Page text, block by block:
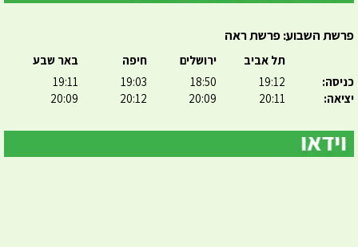
פרשת השבוע: פרשת ראה
כניסה:
יציאה:
תל אביב
19:12
20:11
ירושלים
18:50
20:09
חיפה
19:03
20:12
באר שבע
19:11
20:09